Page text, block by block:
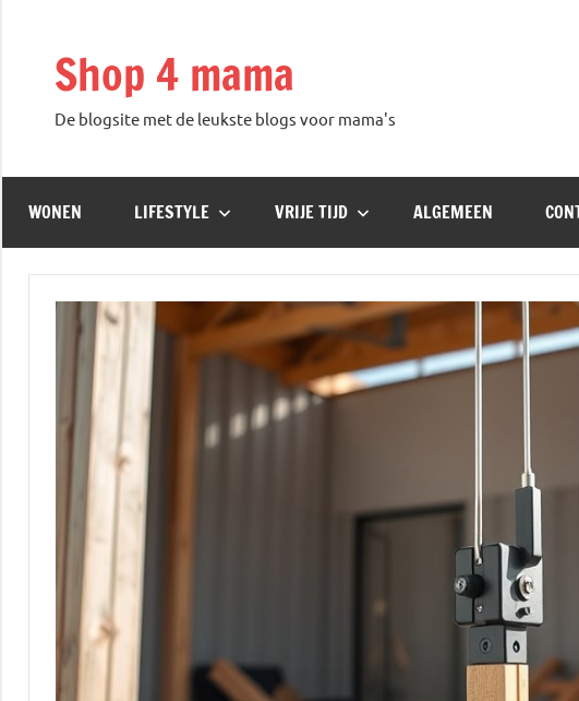
contentShop 4 mama
De blogsite met de leukste blogs voor mama's
WONEN LIFESTYLE VRIJE TIJD ALGEMEEN